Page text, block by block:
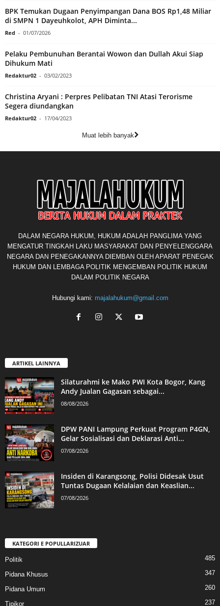
BPK Temukan Dugaan Penyimpangan Dana BOS Rp1,48 Miliar
di SMPN 1 Dayeuhkolot, APH Diminta...
Red - 01/07/2026
Pelaku Pembunuhan Berantai Wowon dan Dullah Akui Siap
Dihukum Mati
Redaktur02 - 03/02/2023
Christina Aryani : Perpres Pelibatan TNI Atasi Terorisme
Segera diundangkan
Redaktur02 - 17/04/2023
Muat lebih banyak
DALAM NEGARA HUKUM, HUKUM ADALAH PANGLIMA YANG
MENGATUR TINGKAH LAKU MASYARAKAT DAN PENYELENGGARA
NEGARA DAN PENEGAKANNYA DIEMBAN OLEH APARAT PENEGAK
HUKUM DAN LEMBAGA POLITIK MENGEMBAN POLITIK HUKUM
DALAM POLITIK NEGARA
Hubungi kami: majalahukum@gmail.com
ARTIKEL LAINNYA
Silaturahmi ke Mako PWI Kota Bogor, Kang
Andy Jualan Gagasan sebagai...
08/08/2026
DPW PANI Lampung Perkuat Program P4GN,
Gelar Sosialisasi dan Deklarasi Anti...
07/08/2026
Insiden di Karangsong, Polisi Didesak Usut
Tuntas Dugaan Kelalaian dan Keaslian...
07/08/2026
KATEGORI E POPULLARIZUAR
Politik 485
Pidana Khusus 347
Pidana Umum 260
Tipikor 237